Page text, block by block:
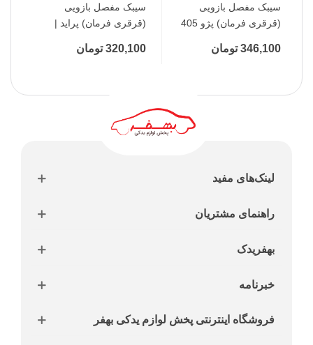
سیبک مفصل بازویی
(قرقری فرمان) پژو 405
346,100 تومان
سیبک مفصل بازویی
(قرقری فرمان) پراید |
320,100 تومان
لینک‌های مفید
راهنمای مشتریان
بهفریدک
خبرنامه
فروشگاه اینترنتی پخش لوازم یدکی بهفر